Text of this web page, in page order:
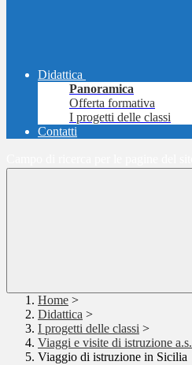
Didattica
Panoramica
Offerta formativa
I progetti delle classi
Contatti
Home >
Didattica >
I progetti delle classi >
Viaggi e visite di istruzione
Viaggio di istruzione in Sicilia